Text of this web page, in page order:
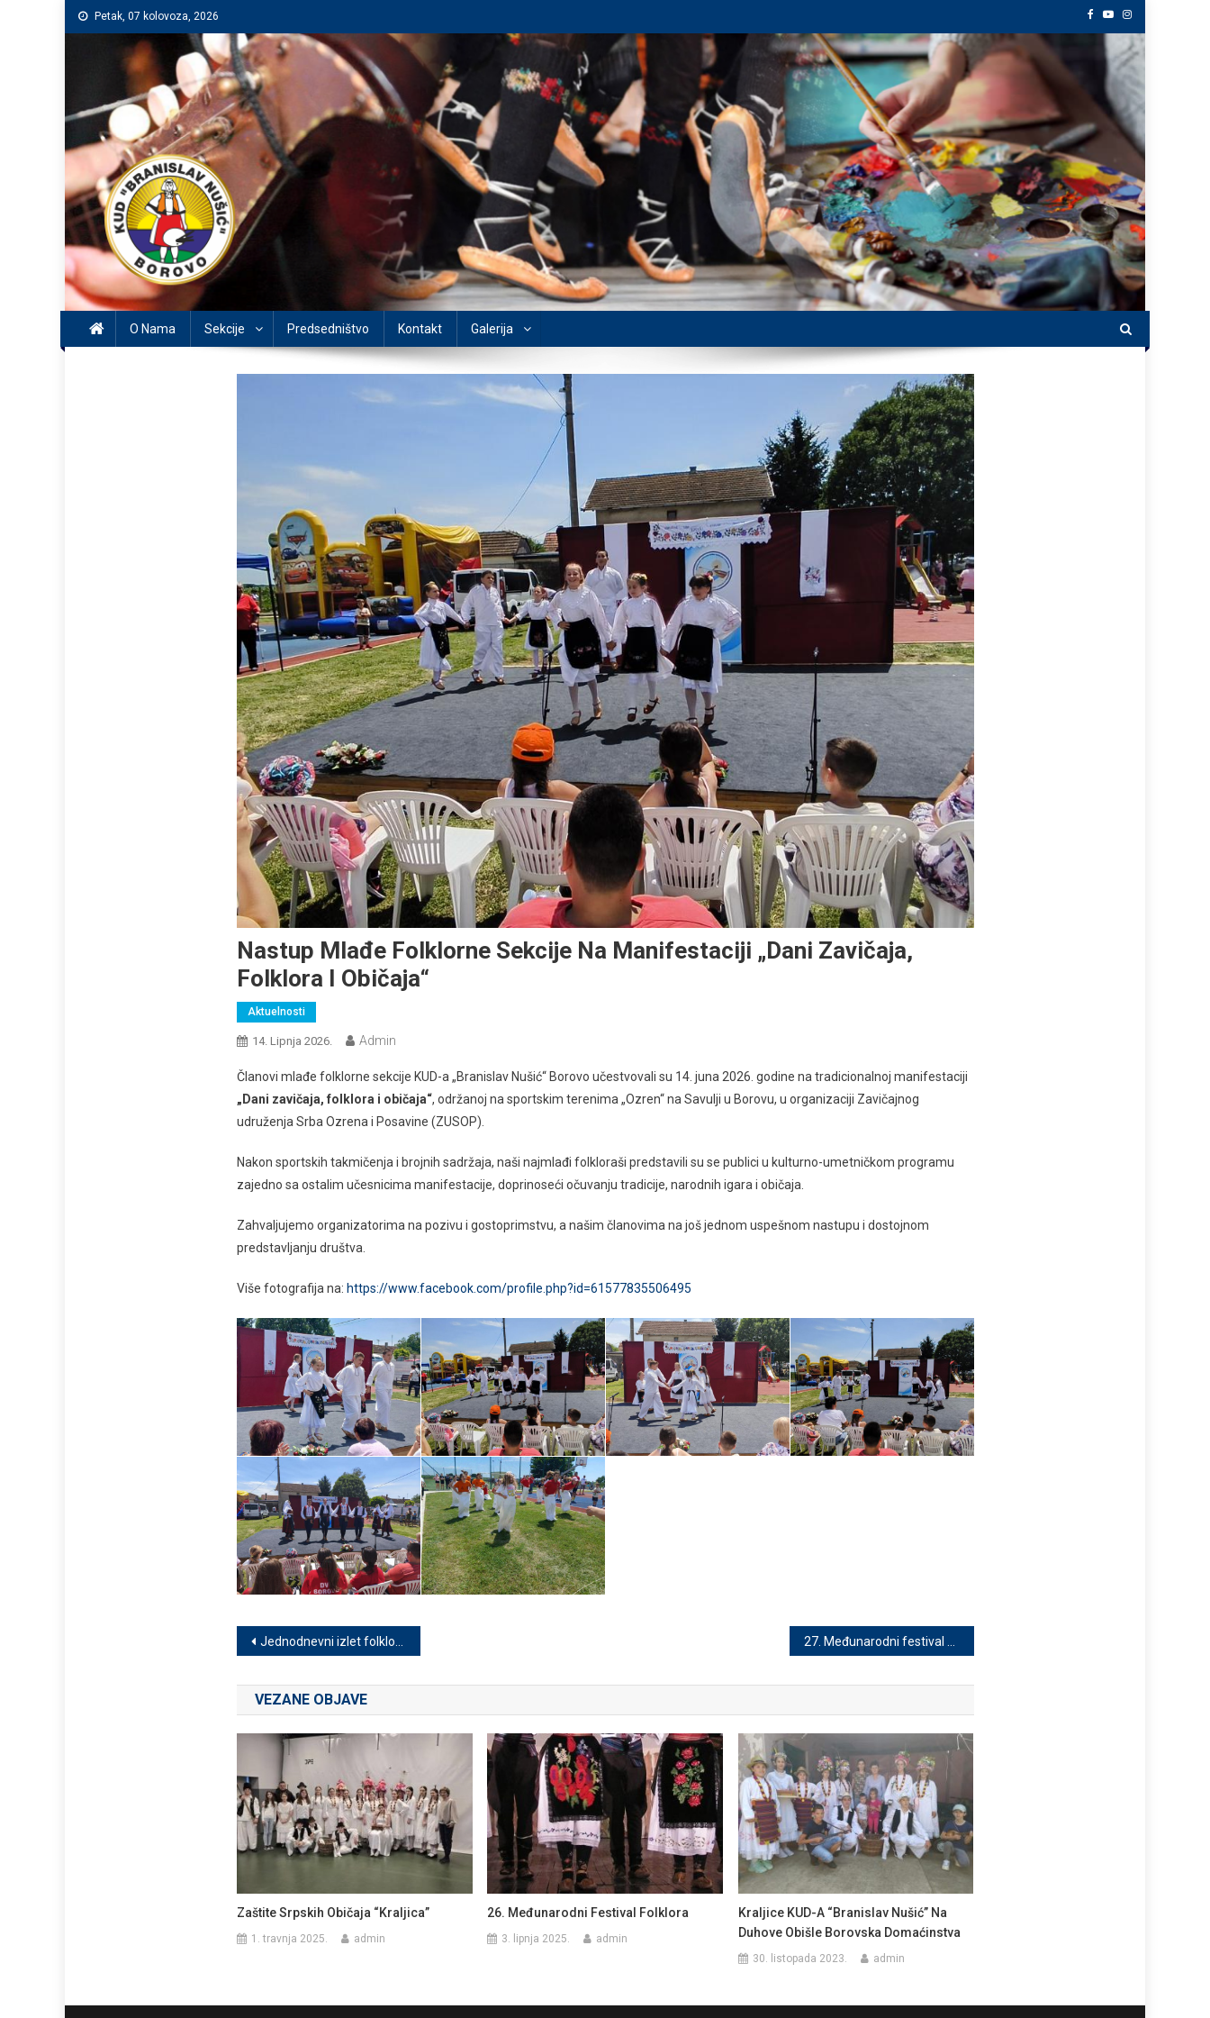
Preskočite
na
Petak, 07 kolovoza, 2026
O Nama Sekcije Predsedništvo Kontakt Galerija
Nastup Mlađe Folklorne Sekcije Na Manifestaciji „Dani Zavičaja,
Folklora I Običaja“
Aktuelnosti
14. Lipnja 2026. Admin
Članovi mlađe folklorne sekcije KUD-a „Branislav Nušić“ Borovo učestvovali su 14. juna 2026. godine na tradicionalnoj manifestaciji
„Dani zavičaja, folklora i običaja“, održanoj na sportskim terenima „Ozren“ na Savulji u Borovu, u organizaciji Zavičajnog
udruženja Srba Ozrena i Posavine (ZUSOP).
Nakon sportskih takmičenja i brojnih sadržaja, naši najmlađi folkloraši predstavili su se publici u kulturno-umetničkom programu
zajedno sa ostalim učesnicima manifestacije, doprinoseći očuvanju tradicije, narodnih igara i običaja.
Zahvaljujemo organizatorima na pozivu i gostoprimstvu, a našim članovima na još jednom uspešnom nastupu i dostojnom
predstavljanju društva.
Više fotografija na: https://www.facebook.com/profile.php?id=61577835506495
Navigacija
objava
Jednodnevni izlet folkloraša u Beograd
VEZANE OBJAVE
Zaštite Srpskih Običaja “Kraljica”
1. travnja 2025. admin
26. Međunarodni Festival Folklora
3. lipnja 2025. admin
Kraljice KUD-A “Branislav Nušić” Na
Duhove Obišle Borovska Domaćinstva
30. listopada 2023. admin